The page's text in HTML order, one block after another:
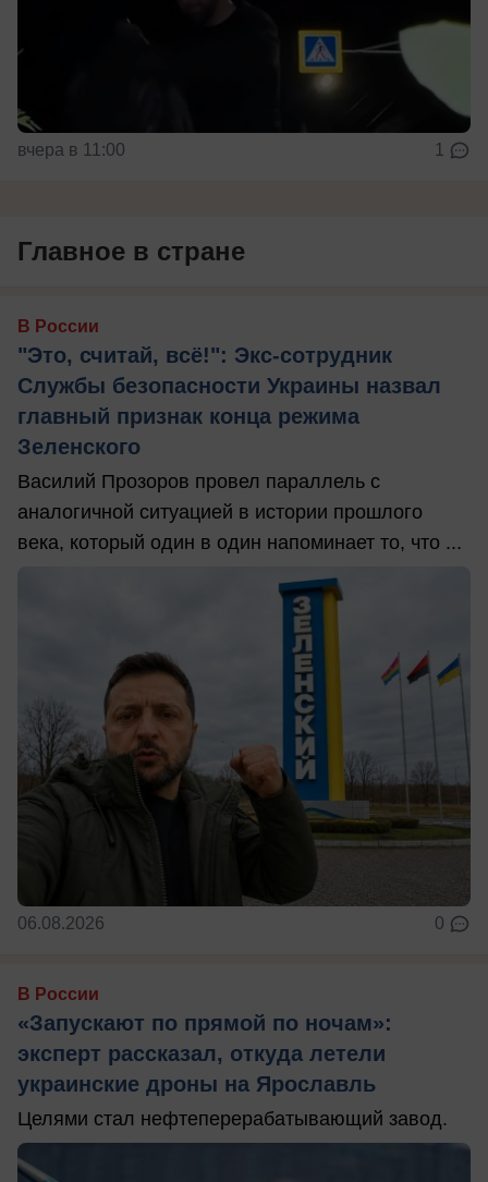
вчера в 11:00 1
Главное в стране
В России
"Это, считай, всё!": Экс-сотрудник
Службы безопасности Украины назвал
главный признак конца режима
Зеленского
Василий Прозоров провел параллель с
аналогичной ситуацией в истории прошлого
века, который один в один напоминает то, что ...
06.08.2026 0
В России
«Запускают по прямой по ночам»:
эксперт рассказал, откуда летели
украинские дроны на Ярославль
Целями стал нефтеперерабатывающий завод.